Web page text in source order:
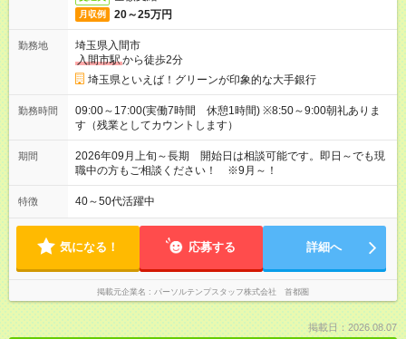
月収例 20～25万円
勤務地
埼玉県入間市
入間市駅から徒歩2分
埼玉県といえば！グリーンが印象的な大手銀行
勤務時間
09:00～17:00(実働7時間 休憩1時間) ※8:50～9:00朝礼ありま
す（残業としてカウントします）
期間
2026年09月上旬～長期 開始日は相談可能です。即日～でも現
職中の方もご相談ください！ ※9月～！
特徴 40～50代活躍中
気になる！ 応募する 詳細へ
掲載元企業名 パーソルテンプスタッフ株式会社 首都圏
掲載日：2026.08.07